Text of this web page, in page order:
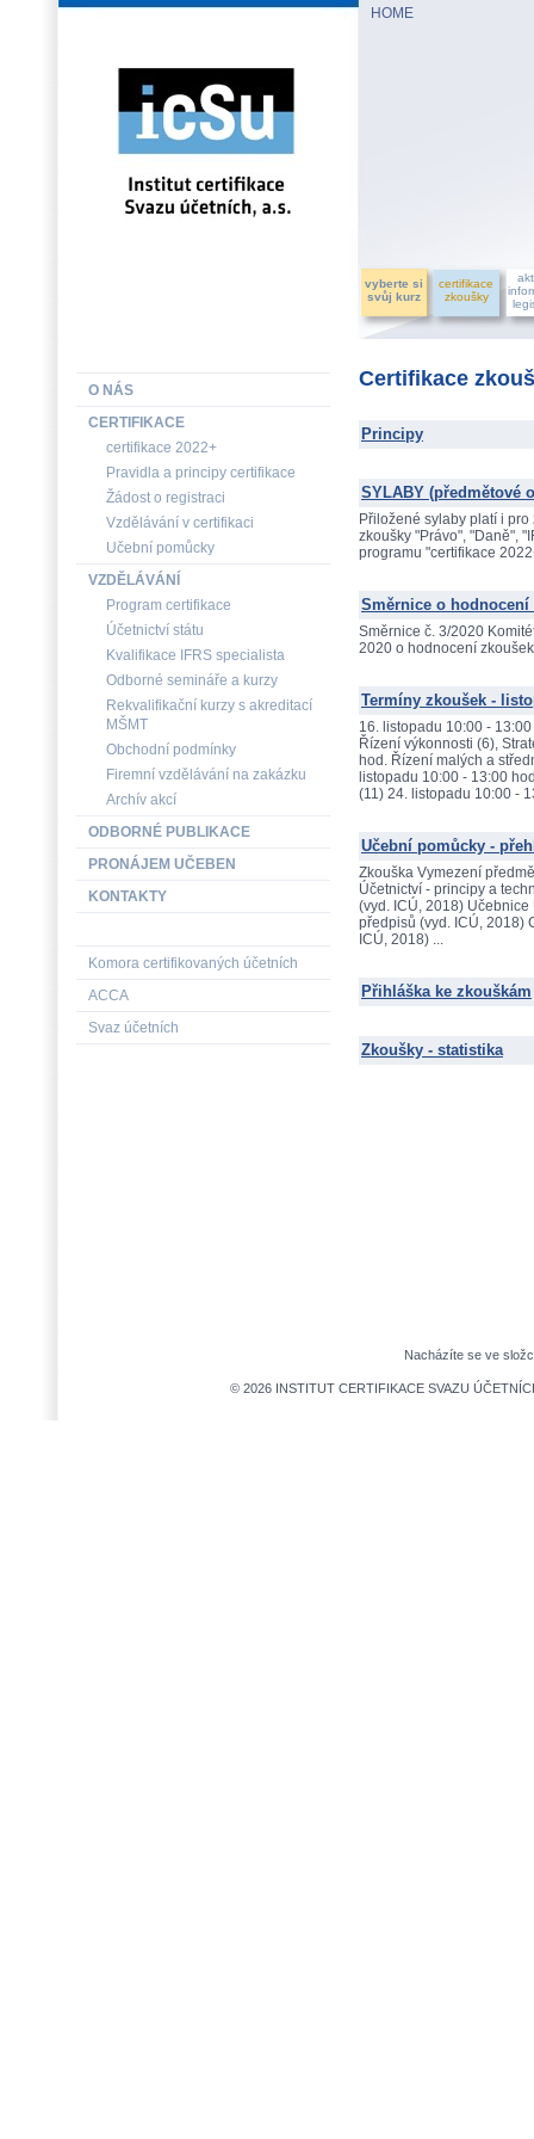
HOME
vyberte si
svůj kurz
certifikace
zkoušky
Certifikace
Principy
SYLABY (předmětové
Přiložené sylaby platí i
zkoušky "Právo", "Daně",
programu "certifikace
Směrnice o hodnocení
Směrnice č. 3/2020
2020 o hodnocení
Termíny zkoušek -
16. listopadu 10:00 -
Řízení výkonnosti (6),
hod. Řízení malých a
listopadu 10:00 - 13:00
(11) 24. listopadu 10:00 -
Učební pomůcky -
Zkouška Vymezení
Účetnictví - principy a
(vyd. ICÚ, 2018)
předpisů (vyd. ICÚ, 2018)
ICÚ, 2018) ...
Přihláška ke zkouškám
Zkoušky - statistika
O NÁS
CERTIFIKACE
certifikace 2022+
Pravidla a principy certifikace
Žádost o registraci
Vzdělávání v certifikaci
Učební pomůcky
VZDĚLÁVÁNÍ
Program certifikace
Účetnictví státu
Kvalifikace IFRS specialista
Odborné semináře a kurzy
Rekvalifikační kurzy s akreditací
MŠMT
Obchodní podmínky
Firemní vzdělávání na zakázku
Archív akcí
ODBORNÉ PUBLIKACE
PRONÁJEM UČEBEN
KONTAKTY
Komora certifikovaných účetních
ACCA
Svaz účetních
Nacházíte se ve
© 2026 INSTITUT CERTIFIKACE SVAZU